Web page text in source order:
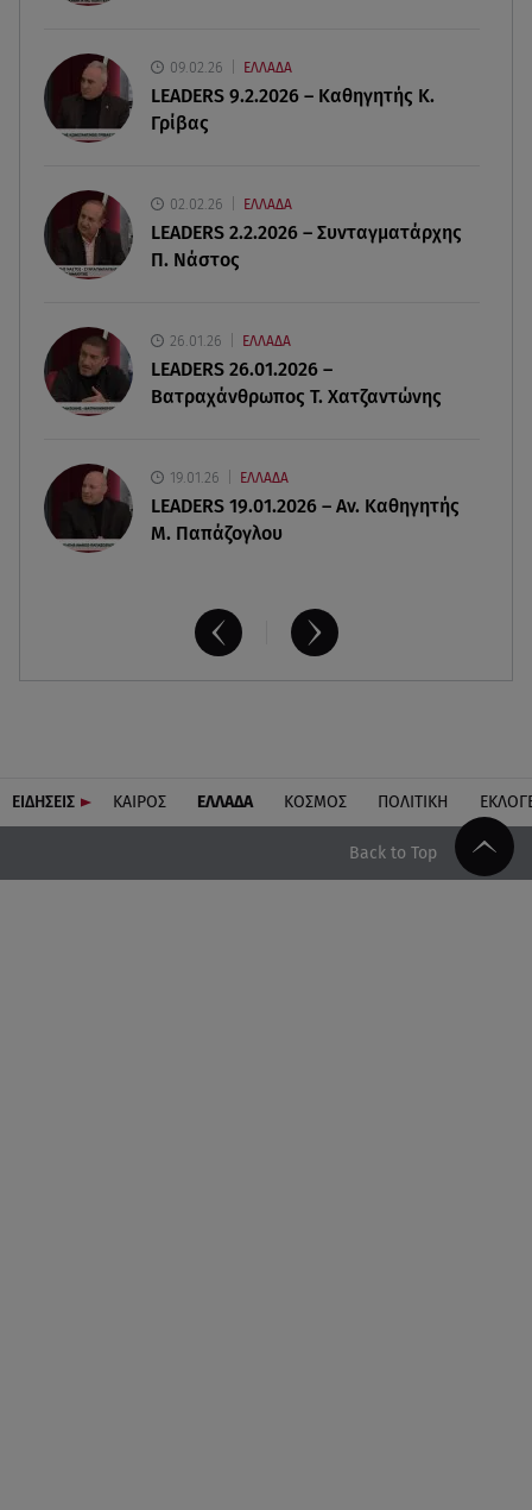
Σαουδική Αραβία
09.08.26 , 13:31
09.08.26 , 13:30
Μαντόνα για Γουίλιαμ Όρμπιτ: «Η μουσική σου
μου έδωσε ένα μαγικό χαλί»
09.08.26 , 13:15
Σε Red Code και αύριο Αττική και 15 ακόμα
περιοχές - 400 φωτιές σε 10 μέρες
09.02.26 ΕΛΛΑΔΑ
LEADERS 9.2.2026 – Καθηγητής Κ.
Γρίβας
02.02.26 ΕΛΛΑΔΑ
LEADERS 2.2.2026 – Συνταγματάρχης
Π. Νάστος
26.01.26 ΕΛΛΑΔΑ
LEADERS 26.01.2026 –
Βατραχάνθρωπος Τ. Χατζαντώνης
19.01.26 ΕΛΛΑΔΑ
LEADERS 19.01.2026 – Αν. Καθηγητής
Μ. Παπάζογλου
ΕΙΔΗΣΕΙΣ ΚΑΙΡΟΣ ΕΛΛΑΔΑ ΚΟΣΜΟΣ ΠΟΛΙΤΙΚΗ
Back to Top